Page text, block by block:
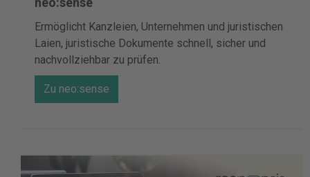
Ermöglicht Kanzleien, Unternehmen und juristischen
Laien, juristische Dokumente schnell, sicher und
nachvollziehbar zu prüfen.
Zu neo:sense